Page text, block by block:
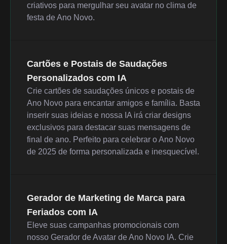
criativos para mergulhar seu avatar no clima de
festa de Ano Novo.
Cartões e Postais de Saudações
Personalizados com IA
Crie cartões de saudações únicos e postais de
Ano Novo para encantar amigos e família. Basta
inserir suas ideias e nossa IA irá criar designs
exclusivos para destacar suas mensagens de
final de ano. Perfeito para celebrar o Ano Novo
de 2025 de forma personalizada e inesquecível.
Gerador de Marketing de Marca para
Feriados com IA
Eleve suas campanhas promocionais com
nosso Gerador de Avatar de Ano Novo IA. Crie